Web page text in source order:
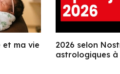
ma vie
2026 selon
astrologiques à